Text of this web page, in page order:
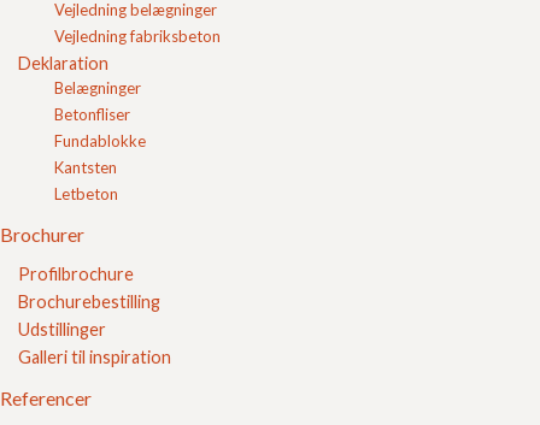
Vejledning belægninger
Vejledning fabriksbeton
Deklaration
Belægninger
Betonfliser
Fundablokke
Kantsten
Letbeton
Brochurer
Profilbrochure
Brochurebestilling
Udstillinger
Galleri til inspiration
Referencer
Bestilling
Om FC Beton
Ordforklaringer
Gør det selv
Kvalitetssikring
Brochurer
Referencer
Om FC
Kontakt
Login
Indkøbskurv
FC Kvalitet
Se vores kvalitetssikring her